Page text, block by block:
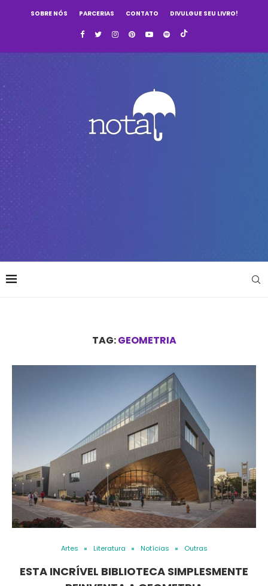
SOBRE NÓS PARCERIAS CONTATO DIVULGUE SEU LIVRO!
TAG:GEOMETRIA
Artes Literatura Notícias Outras
ESTA INCRÍVEL BIBLIOTECA SIMPLESMENTE